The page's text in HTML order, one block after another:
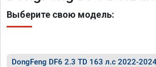
Выберите свою модель:
DongFeng DF6 2.3 TD 163 л.с 2022-